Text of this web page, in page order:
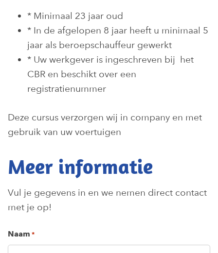
* Minimaal 23 jaar oud
* In de afgelopen 8 jaar heeft u minimaal 5
jaar als beroepschauffeur gewerkt
* Uw werkgever is ingeschreven bij het
CBR en beschikt over een
registratienummer
Deze cursus verzorgen wij in company en met
gebruik van uw voertuigen
Meer informatie
Vul je gegevens in en we nemen direct contact
met je op!
Naam *